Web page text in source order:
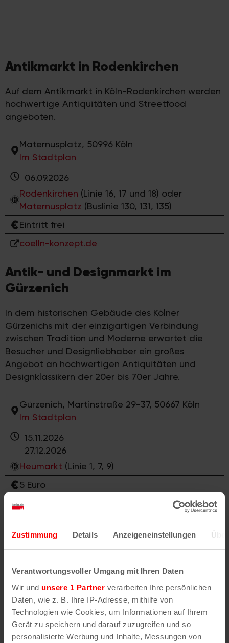
Zustimmung Details Anzeigeneinstellungen
Verantwortungsvoller Umgang mit Ihren Daten
Wir und unsere 1 Partner verarbeiten Ihre persönlichen
Daten, wie z. B. Ihre IP-Adresse, mithilfe von
Technologien wie Cookies, um Informationen auf Ihrem
Gerät zu speichern und darauf zuzugreifen und so
personalisierte Werbung und Inhalte, Messungen von
Antikmarkt in Rodenkirchen
Auf dem Antikmarkt in Köln-Rodenkirchen werden
hochwertige Antiquitäten und Streetfood
angeboten.
Maternusplatz, 50996 Köln
Im Stadtplan
06.09.2026
Rodenkirchen (Linie 16, 17 und 18) oder
Maternusplatz (Buslinie 130, 131, 135)
Eintritt frei
coelln-konzept.de
Antik- und Designmarkt im
Gürzenich
In dem historischen Gebäude des Kölner
Gürzenichs mit der einzigartigen Verbindung
zwischen Tradition und Moderne erwartet die
Besucher und Designliebhaber ein großes
Angebot an hochwertigen Antiquitäten und
Designklassikern der 20er bis 70er Jahre.
Gürzenich, Martinstraße 29-37, 50667 Köln
Im Stadtplan
15.11.2026
27.12.2026
Heumarkt (Linie 1, 7, 9)
5 Euro
coelln-antik-design.de
Antikmarkt in der Flora
wunderschönen Park im Botanischen Garten
erwartet die Besucher und Designliebhaber ein
großes Angebot an hochwertigen Antiquitäten
und ausgewählten Designklassikern aus dem 20.
Jahrhundert.